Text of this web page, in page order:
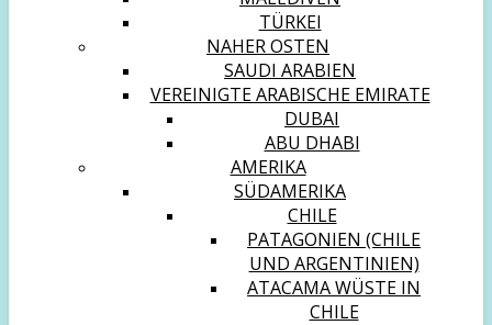
TÜRKEI
NAHER OSTEN
SAUDI ARABIEN
VEREINIGTE ARABISCHE EMIRATE
DUBAI
ABU DHABI
AMERIKA
SÜDAMERIKA
CHILE
PATAGONIEN (CHILE
UND ARGENTINIEN)
ATACAMA WÜSTE IN
CHILE